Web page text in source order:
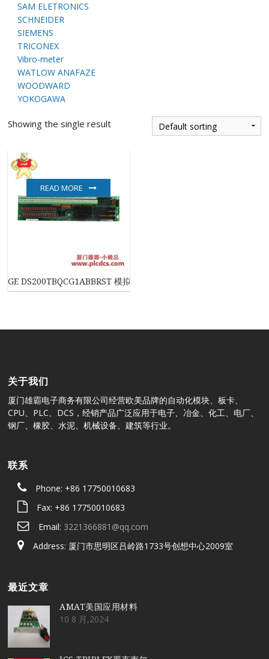
SAM ELETRONICS
SCHNEIDER
SIEMENS
TRICONEX
Vibro-meter
WATLOW ANAFAZE
WOODWARD
YOKOGAWA
Showing the single result
GE DS200TBQCG1ABBRST 模拟输入终止模块
READ MORE
关于我们
厦门雄霸电子商务有限公司经营欧美品牌的自动化模块、板卡、
CPU、PLC、DCS，经销产品广泛应用于电子、冶金、化工、电厂、
钢厂、橡胶、水泥、机械设备、建筑等行业。
联系
Phone: +86 17750010683
Fax: +86 17750010683
Email: 3221366881@qq.com
Address: 厦门市思明区吕岭路1733号创想中心2009室
最近文章
AMAT美国应用材料
10 8 月,2024